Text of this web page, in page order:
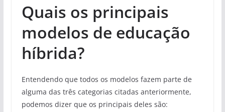
Quais os principais
modelos de educação
híbrida?
Entendendo que todos os modelos fazem parte de
alguma das três categorias citadas anteriormente,
podemos dizer que os principais deles são: